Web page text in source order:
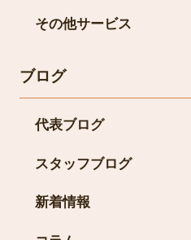
その他サービス
ブログ
代表ブログ
スタッフブログ
新着情報